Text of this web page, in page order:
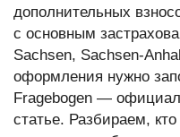
дополнительных
с основным
Sachsen, Sachsen-
оформления нужно
Fragebogen —
статье. Разбираем,